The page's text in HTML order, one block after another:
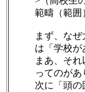
範疇（範囲
まず、な
は「学校が
まあ、そ
ってのがあ
次に「頭